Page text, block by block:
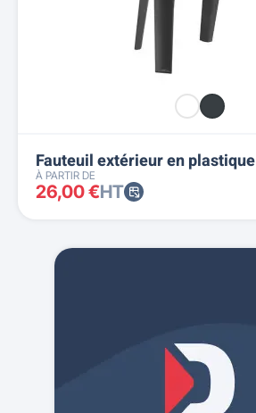
Fauteuil extérieur en plastique
À PARTIR DE
26,00 €HT